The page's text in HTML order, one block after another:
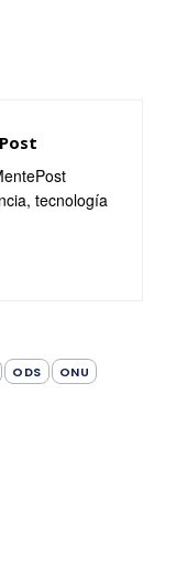
tecnología
ODS
ONU